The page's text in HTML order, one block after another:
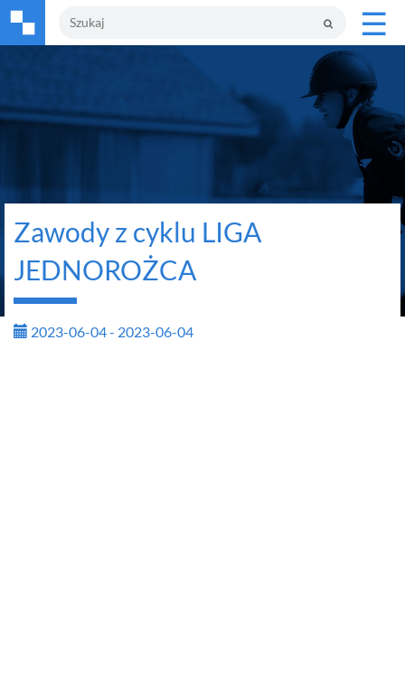
☰
Zawody z cyklu LIGA
JEDNOROŻCA
2023-06-04 - 2023-06-04